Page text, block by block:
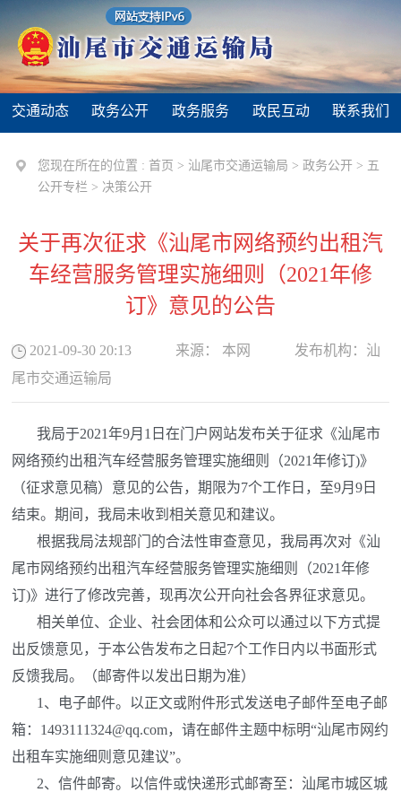
交通动态 政务公开 政务服务 政民互动 联系我们
您现在所在的位置 : 首页 > 汕尾市交通运输局 >政务公开 > 五
公开专栏 > 决策公开
关于再次征求《汕尾市网络预约出租汽
车经营服务管理实施细则（2021年修
订》意见的公告
2021-09-30 20:13 来源： 本网 发布机构： 汕
尾市交通运输局
我局于2021年9月1日在门户网站发布关于征求《汕尾市
网络预约出租汽车经营服务管理实施细则（2021年修订)》
（征求意见稿）意见的公告，期限为7个工作日，至9月9日
结束。期间，我局未收到相关意见和建议。
根据我局法规部门的合法性审查意见，我局再次对《汕
尾市网络预约出租汽车经营服务管理实施细则（2021年修
订)》进行了修改完善，现再次公开向社会各界征求意见。
相关单位、企业、社会团体和公众可以通过以下方式提
出反馈意见，于本公告发布之日起7个工作日内以书面形式
反馈我局。（邮寄件以发出日期为准）
1、电子邮件。以正文或附件形式发送电子邮件至电子邮
箱：1493111324@qq.com，请在邮件主题中标明“汕尾市网约
出租车实施细则意见建议”。
2、信件邮寄。以信件或快递形式邮寄至：汕尾市城区城